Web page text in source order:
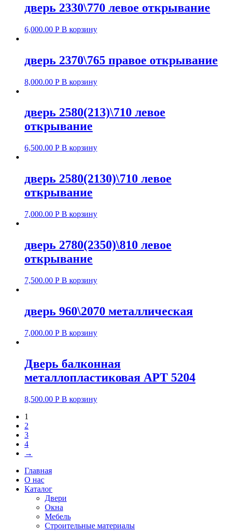
дверь 2330\770 левое открывание
6,000.00 Р В корзину
дверь 2370\765 правое открывание
8,000.00 Р В корзину
дверь 2580(213)\710 левое
открывание
6,500.00 Р В корзину
дверь 2580(2130)\710 левое
открывание
7,000.00 Р В корзину
дверь 2780(2350)\810 левое
открывание
7,500.00 Р В корзину
дверь 960\2070 металлическая
7,000.00 Р В корзину
Дверь балконная
металлопластиковая АРТ 5204
8,500.00 Р В корзину
1
2
3
4
→
Главная
О нас
Каталог
Двери
Окна
Мебель
Строительные материалы